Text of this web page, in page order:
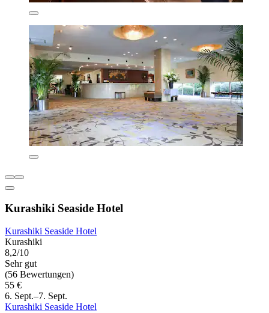
Kurashiki Seaside Hotel
Kurashiki Seaside Hotel
Kurashiki
8,2/10
Sehr gut
(56 Bewertungen)
55 €
6. Sept.–7. Sept.
Kurashiki Seaside Hotel